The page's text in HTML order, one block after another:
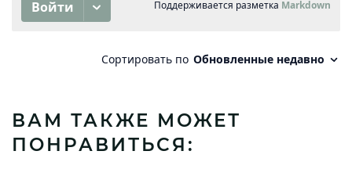
ВАМ ТАКЖЕ МОЖЕТ
ПОНРАВИТЬСЯ: